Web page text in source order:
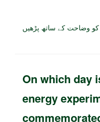
وضاحت کے ساتھ پڑھیں
On which day
energy